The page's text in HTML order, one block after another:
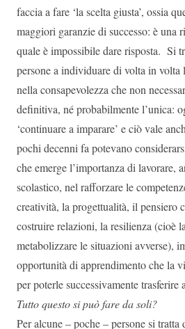
faccia a fare ‘la scelta giusta’, ossia
maggiori garanzie di successo: è una
quale è impossibile dare risposta. Si
persone a individuare di volta in volta
nella consapevolezza che non
definitiva, né probabilmente l’unica:
‘continuare a imparare’ e ciò vale
pochi decenni fa potevano
che emerge l’importanza di lavorare,
scolastico, nel rafforzare le
creatività, la progettualità, il pensiero
costruire relazioni, la resilienza (cioè
metabolizzare le situazioni avverse),
opportunità di apprendimento che la
per poterle successivamente
Tutto questo si può fare da soli?
Per alcune – poche – persone si